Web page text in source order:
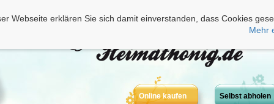
Webseite erklären Sie sich damit einverstanden, dass Cookies
Mehr
Online kaufen Selbst abholen